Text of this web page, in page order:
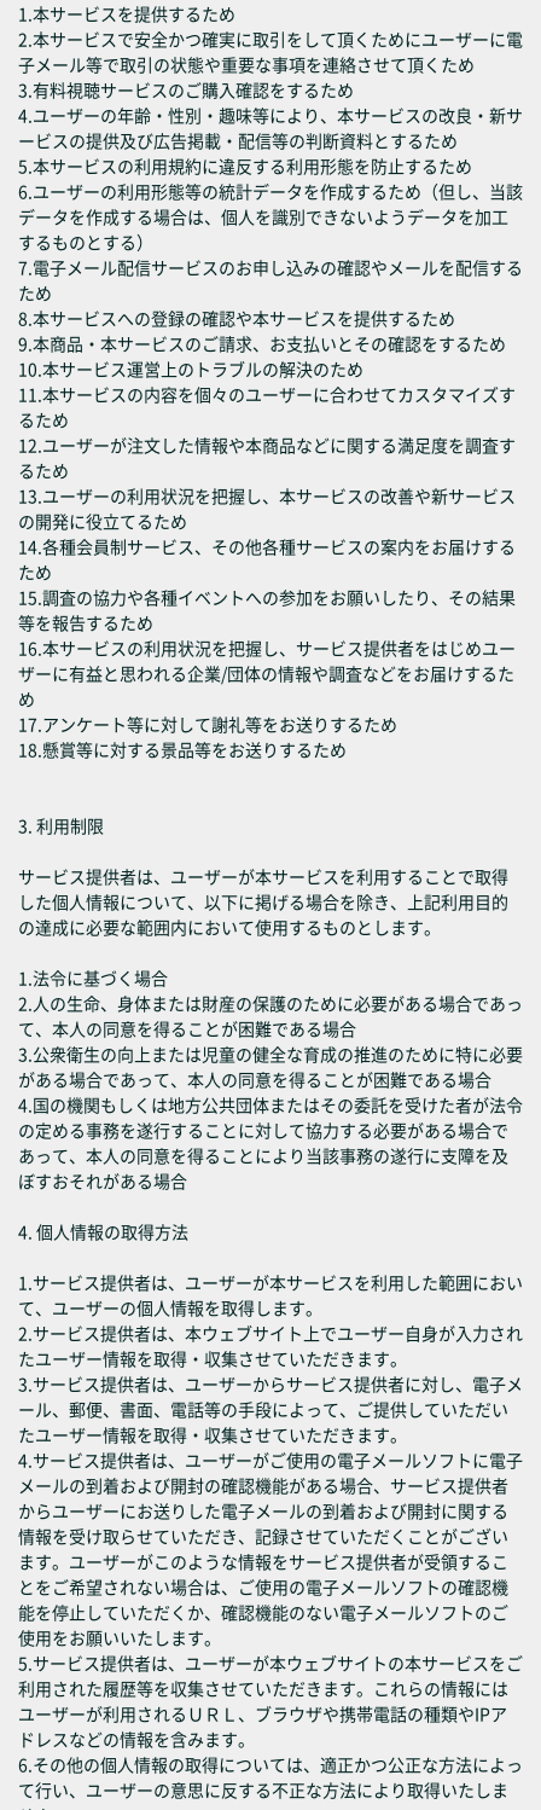
1.本サービスを提供するため
2.本サービスで安全かつ確実に取引をして頂くためにユーザーに電
子メール等で取引の状態や重要な事項を連絡させて頂くため
3.有料視聴サービスのご購入確認をするため
4.ユーザーの年齢・性別・趣味等により、本サービスの改良・新サ
ービスの提供及び広告掲載・配信等の判断資料とするため
5.本サービスの利用規約に違反する利用形態を防止するため
6.ユーザーの利用形態等の統計データを作成するため（但し、当該
データを作成する場合は、個人を識別できないようデータを加工
するものとする）
7.電子メール配信サービスのお申し込みの確認やメールを配信する
ため
8.本サービスへの登録の確認や本サービスを提供するため
9.本商品・本サービスのご請求、お支払いとその確認をするため
10.本サービス運営上のトラブルの解決のため
11.本サービスの内容を個々のユーザーに合わせてカスタマイズす
るため
12.ユーザーが注文した情報や本商品などに関する満足度を調査す
るため
13.ユーザーの利用状況を把握し、本サービスの改善や新サービス
の開発に役立てるため
14.各種会員制サービス、その他各種サービスの案内をお届けする
ため
15.調査の協力や各種イベントへの参加をお願いしたり、その結果
等を報告するため
16.本サービスの利用状況を把握し、サービス提供者をはじめユー
ザーに有益と思われる企業/団体の情報や調査などをお届けするた
め
17.アンケート等に対して謝礼等をお送りするため
18.懸賞等に対する景品等をお送りするため
3. 利用制限
サービス提供者は、ユーザーが本サービスを利用することで取得
した個人情報について、以下に掲げる場合を除き、上記利用目的
の達成に必要な範囲内において使用するものとします。
1.法令に基づく場合
2.人の生命、身体または財産の保護のために必要がある場合であっ
て、本人の同意を得ることが困難である場合
3.公衆衛生の向上または児童の健全な育成の推進のために特に必要
がある場合であって、本人の同意を得ることが困難である場合
4.国の機関もしくは地方公共団体またはその委託を受けた者が法令
の定める事務を遂行することに対して協力する必要がある場合で
あって、本人の同意を得ることにより当該事務の遂行に支障を及
ぼすおそれがある場合
4. 個人情報の取得方法
1.サービス提供者は、ユーザーが本サービスを利用した範囲におい
て、ユーザーの個人情報を取得します。
2.サービス提供者は、本ウェブサイト上でユーザー自身が入力され
たユーザー情報を取得・収集させていただきます。
3.サービス提供者は、ユーザーからサービス提供者に対し、電子メ
ール、郵便、書面、電話等の手段によって、ご提供していただい
たユーザー情報を取得・収集させていただきます。
4.サービス提供者は、ユーザーがご使用の電子メールソフトに電子
メールの到着および開封の確認機能がある場合、サービス提供者
からユーザーにお送りした電子メールの到着および開封に関する
情報を受け取らせていただき、記録させていただくことがござい
ます。ユーザーがこのような情報をサービス提供者が受領するこ
とをご希望されない場合は、ご使用の電子メールソフトの確認機
能を停止していただくか、確認機能のない電子メールソフトのご
使用をお願いいたします。
5.サービス提供者は、ユーザーが本ウェブサイトの本サービスをご
利用された履歴等を収集させていただきます。これらの情報には
ユーザーが利用されるＵＲＬ、ブラウザや携帯電話の種類やIPア
ドレスなどの情報を含みます。
6.その他の個人情報の取得については、適正かつ公正な方法によっ
て行い、ユーザーの意思に反する不正な方法により取得いたしま